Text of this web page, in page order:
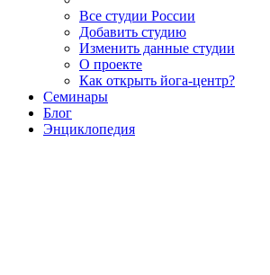
Все студии России
Добавить студию
Изменить данные студии
О проекте
Как открыть йога-центр?
Семинары
Блог
Энциклопедия